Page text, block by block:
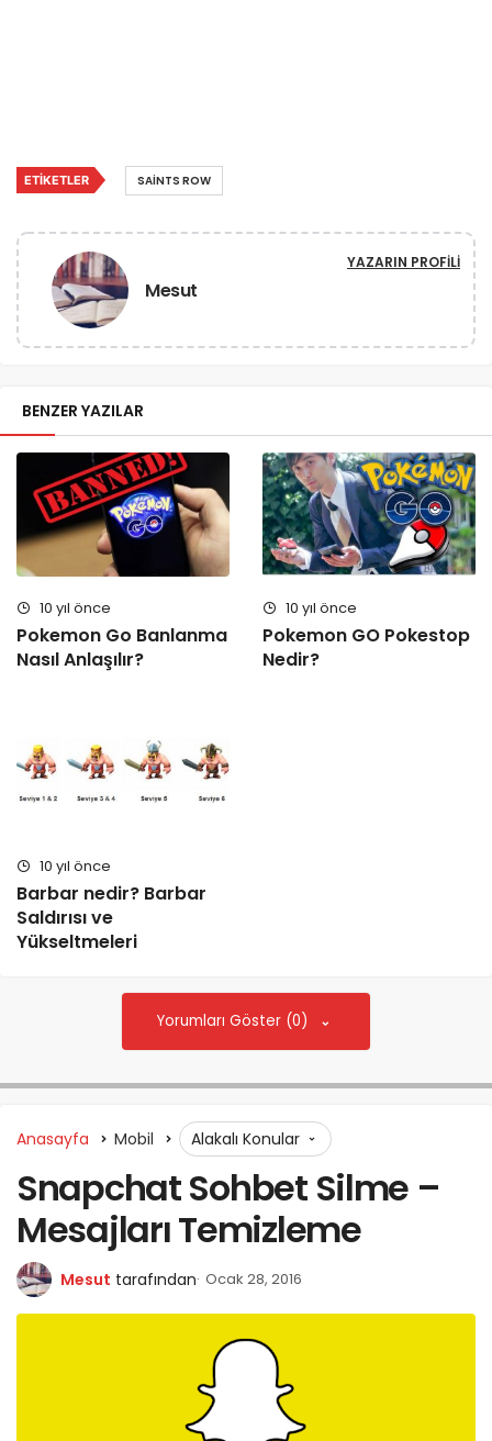
ETIKETLER SAINTS ROW
Mesut
YAZARIN PROFILI
BENZER YAZILAR
10 yıl önce
Pokemon Go Banlanma
Nasıl Anlaşılır?
10 yıl önce
Pokemon GO Pokestop
Nedir?
10 yıl önce
Barbar nedir? Barbar
Saldırısı ve
Yükseltmeleri
Yorumları Göster (0)
Anasayfa Mobil Alakalı Konular
Snapchat Sohbet Silme –
Mesajları Temizleme
Mesut tarafından Ocak 28, 2016